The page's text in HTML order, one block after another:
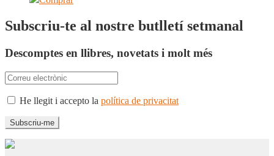
Subscriu-te al nostre butlletí setmanal
Descomptes en llibres, novetats i molt més
He llegit i accepto la política de privacitat